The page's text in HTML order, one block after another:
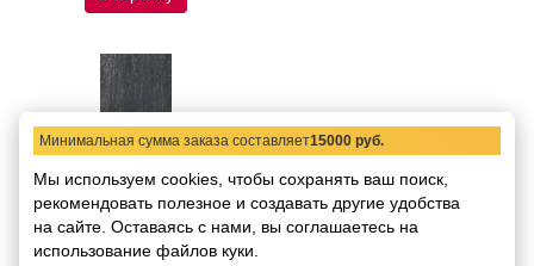
Casalgrande Padana
Metalwood Silicio 45х90
Минимальная сумма заказа составляет15000 руб.
Мы используем cookies, чтобы сохранять ваш поиск,
рекомендовать полезное и создавать другие удобства
на сайте. Оставаясь с нами, вы соглашаетесь на
использование файлов куки.